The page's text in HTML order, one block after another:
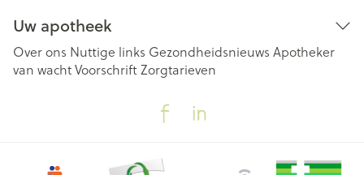
Uw apotheek
Over ons Nuttige links Gezondheidsnieuws Apotheker
van wachtVoorschriftZorgtarieven